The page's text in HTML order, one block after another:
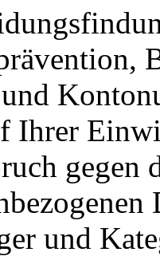
Ihrer
gegen
und